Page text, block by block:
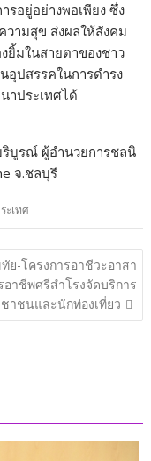
รอยู่อย่างพอเพียง ซึ่ง
ามสุข ส่งผลให้สังคม
ยิ้มในสายตาของชาว
อุปสรรคในการดำรง
าประเทศได้
บูรณ์ ผู้อำนวยการชลนิ
จ.ชลบุรี
ะเทศ
ย​-โครงการอาชีวะอาสา
อาชีพศรีสำโรงจัดบริการ
าชนและนักท่องเที่ยว